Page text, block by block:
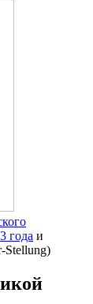
года и
Stellung)